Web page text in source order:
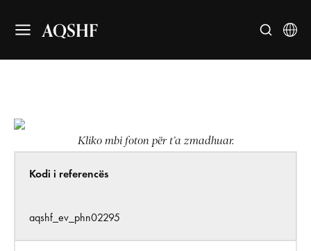
AQSHF
Kliko mbi foton për t’a zmadhuar.
Kodi i referencës
aqshf_ev_phn02295